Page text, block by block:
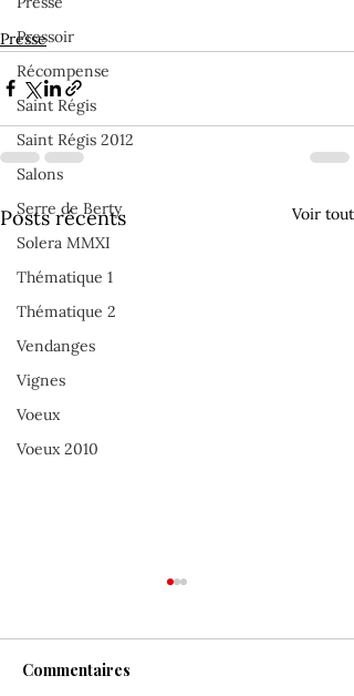
Pressoir
Récompense
Saint Régis
Saint Régis 2012
Salons
Serre de Berty
Solera MMXI
Thématique 1
Thématique 2
Vendanges
Vignes
Voeux
Voeux 2010
Presse
Posts récents Voir tout
Commentaires